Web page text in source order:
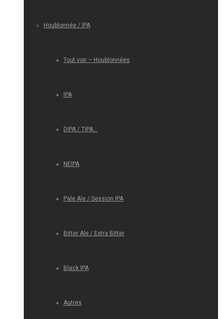
Houblonnée / IPA
Tout voir – Houblonnées
IPA
DIPA / TIPA…
NEIPA
Pale Ale / Session IPA
Bitter Ale / Extra Bitter
Black IPA
Autres